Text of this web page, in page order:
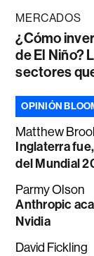
MERCADOS
¿Cómo
de El Niño?
sectores
OPINIÓN
Matthew
Inglaterra
del Mundial
Parmy Olson
Anthropic
Nvidia
David Fickling